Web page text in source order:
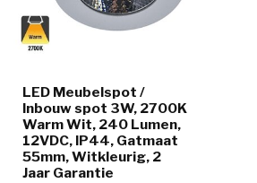
LED Meubelspot /
Inbouw spot 3W, 2700K
Warm Wit, 240 Lumen,
12VDC, IP44, Gatmaat
55mm, Witkleurig, 2
Jaar Garantie